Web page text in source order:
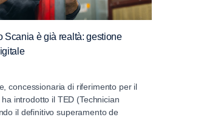
Scania è già realtà: gestione
concessionaria di riferimento per il
introdotto il TED (Technician
il definitivo superamento de